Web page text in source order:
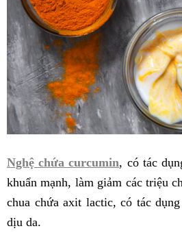
Nghệ chứa curcumin, có tác
khuẩn mạnh, làm giảm các triệu
chua chứa axit lactic, có tác
dịu da.